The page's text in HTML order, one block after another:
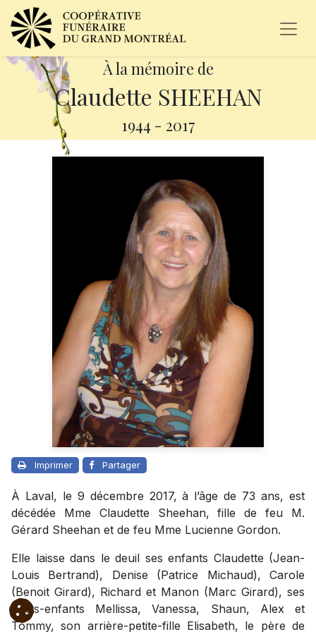
À la mémoire de
Claudette SHEEHAN
1944 - 2017
Imprimer Partager
À Laval, le 9 décembre 2017, à l’âge de 73 ans, est
décédée Mme Claudette Sheehan, fille de feu M.
Gérard Sheehan et de feu Mme Lucienne Gordon.
Elle laisse dans le deuil ses enfants Claudette (Jean-
Louis Bertrand), Denise (Patrice Michaud), Carole
(Benoit Girard), Richard et Manon (Marc Girard), ses
petits-enfants Mellissa, Vanessa, Shaun, Alex et
Tommy, son arrière-petite-fille Elisabeth, le père de